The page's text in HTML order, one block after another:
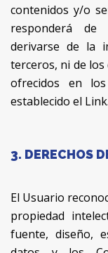
contenidos y/o
responderá de
derivarse de la
terceros, ni de
ofrecidos en
establecido el Link.
3. DERECHOS
El Usuario
propiedad
fuente, diseño,